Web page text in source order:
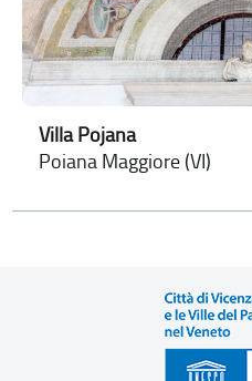
Villa Pojana
Poiana Maggiore (VI)